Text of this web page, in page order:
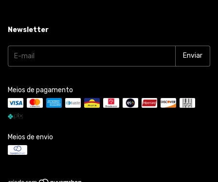
Newsletter
Meios de pagamento
Meios de envio